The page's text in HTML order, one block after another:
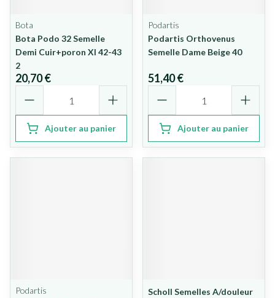
Bota
Bota Podo 32 Semelle
Demi Cuir+poron Xl 42-43
2
20,70 €
Ajouter au panier
Podartis
Podartis Orthovenus
Semelle Dame Beige 40
51,40 €
Ajouter au panier
Podartis
Scholl Semelles A/douleur